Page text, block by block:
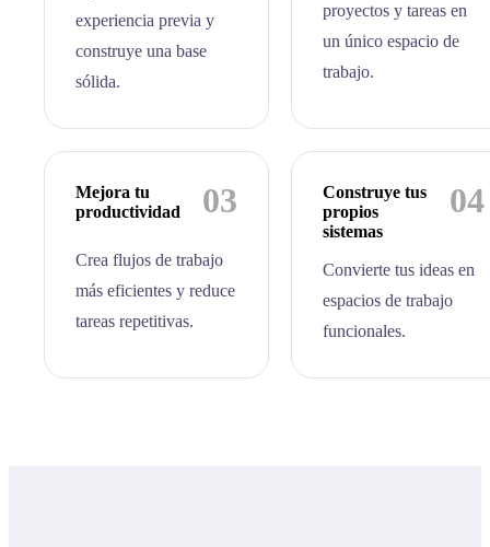
experiencia previa y
construye una base
sólida.
proyectos y tareas en
un único espacio de
trabajo.
03
Mejora tu
productividad
Crea flujos de trabajo
más eficientes y reduce
tareas repetitivas.
04
Construye tus
propios
sistemas
Convierte tus ideas en
espacios de trabajo
funcionales.